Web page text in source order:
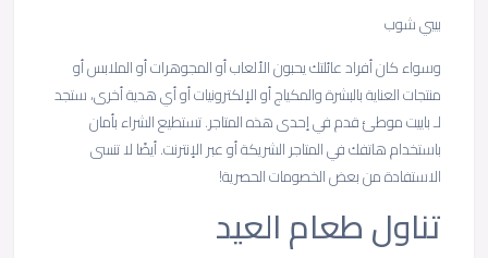
بيبي شوب
وسواء كان أفراد عائلتك يحبون الألعاب أو المجوهرات أو الملابس أو
منتجات العناية بالبشرة والمكياج أو الإلكترونيات أو أي هدية أخرى، ستجد
لـ باييت موطئ قدم في إحدى هذه المتاجر. تستطيع الشراء بأمان
باستخدام هاتفك في المتاجر الشريكة أو عبر الإنترنت. أيضًا لا تنسى
الاستفادة من بعض الخصومات الحصرية!
تناول طعام العيد